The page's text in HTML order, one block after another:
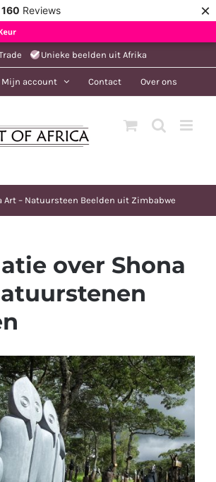
160 Reviews ×
Unieke beelden uit Afrika
Mijn account Contact Over ons
Art – Natuursteen Beelden uit Zimbabwe
over Shona